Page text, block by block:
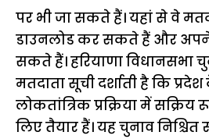
पर भी जा सकते हैं। यहां से वे
डाउनलोड कर सकते हैं और
सकते हैं। हरियाणा विधानसभा
मतदाता सूची दर्शाती है कि
लोकतांत्रिक प्रक्रिया में
लिए तैयार हैं। यह चुनाव निश्चित